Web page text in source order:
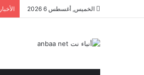
الخميس, أغسطس 6 2026 الأخبار